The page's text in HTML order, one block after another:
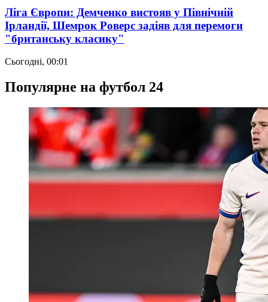
Ліга Європи: Демченко вистояв у Північній
Ірландії, Шемрок Роверс задіяв для перемоги
"британську класику"
Сьогодні, 00:01
Популярне на футбол 24